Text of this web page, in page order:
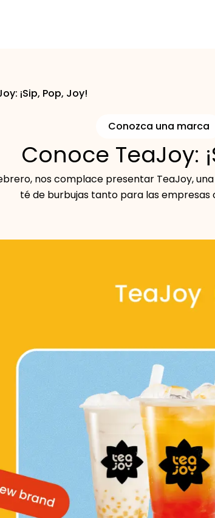
¡Sip, Pop, Joy!
Conozca una marca
Conoce TeaJoy:
nos complace presentar TeaJoy,
té de burbujas tanto para las empresas